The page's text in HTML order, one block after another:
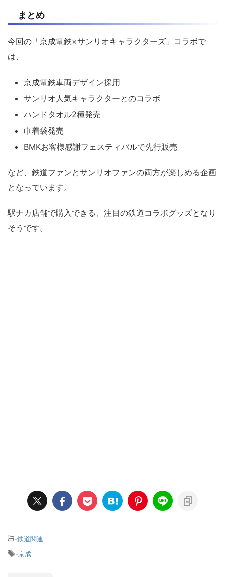
まとめ
今回の「京成電鉄×サンリオキャラクターズ」コラボで
は、
京成電鉄車両デザイン採用
サンリオ人気キャラクターとのコラボ
ハンドタオル2種発売
巾着袋発売
BMKお客様感謝フェスティバルで先行販売
など、鉄道ファンとサンリオファンの両方が楽しめる企画
となっています。
駅ナカ店舗で購入できる、注目の鉄道コラボグッズとなり
そうです。
-鉄道関連
-京成